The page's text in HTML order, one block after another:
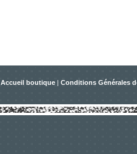
Accueil boutique | Conditions Générales